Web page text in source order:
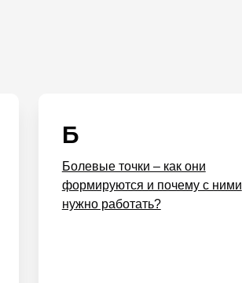
Б
Болевые точки – как они
формируются и почему с ними
нужно работать?